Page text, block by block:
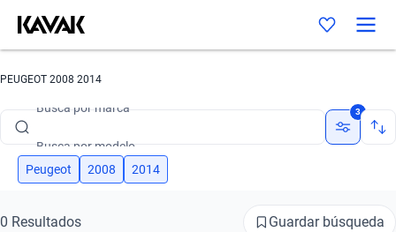
PEUGEOT 2008 2014
Busca por versión
3
Peugeot 2008 2014
0 Resultados Guardar búsqueda